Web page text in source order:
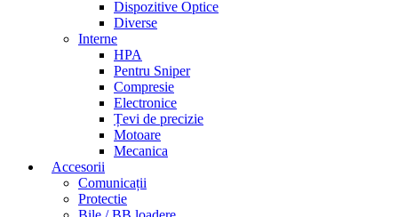
Dispozitive Optice
Diverse
Interne
HPA
Pentru Sniper
Compresie
Electronice
Țevi de precizie
Motoare
Mecanica
Accesorii
Comunicații
Protectie